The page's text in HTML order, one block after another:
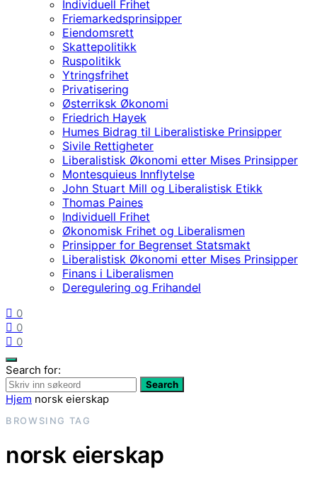
Individuell Frihet
Friemarkedsprinsipper
Eiendomsrett
Skattepolitikk
Ruspolitikk
Ytringsfrihet
Privatisering
Østerriksk Økonomi
Friedrich Hayek
Humes Bidrag til Liberalistiske Prinsipper
Sivile Rettigheter
Liberalistisk Økonomi etter Mises Prinsipper
Montesquieus Innflytelse
John Stuart Mill og Liberalistisk Etikk
Thomas Paines
Individuell Frihet
Økonomisk Frihet og Liberalismen
Prinsipper for Begrenset Statsmakt
Liberalistisk Økonomi etter Mises Prinsipper
Finans i Liberalismen
Deregulering og Frihandel
0
0
0
Search for:
Search
Hjem norsk eierskap
BROWSING TAG
norsk eierskap